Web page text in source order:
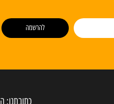
להרשמה
כתובתנו: הרצל 74,